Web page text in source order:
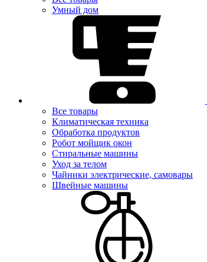
Умный дом
Все товары
Климатическая техника
Обработка продуктов
Робот мойщик окон
Стиральные машины
Уход за телом
Чайники электрические, самовары
Швейные машины